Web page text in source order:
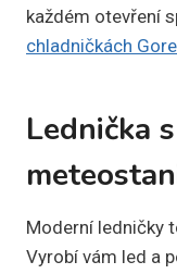
každém otevření
chladničkách
Lednička
Moderní ledničky
Vyrobí vám led a